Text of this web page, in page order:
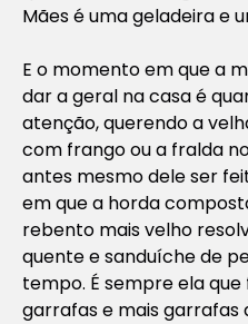
Mães é uma geladeira e
E o momento em que a
dar a geral na casa é
atenção, querendo a
com frango ou a fralda
antes mesmo dele ser
em que a horda
rebento mais velho
quente e sanduíche de
tempo. É sempre ela
garrafas e mais garrafas